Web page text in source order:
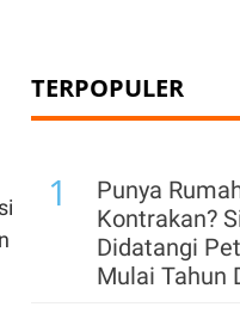
TERPOPULER
1
Punya
Kontrakan?
Didatangi
Mulai Tahun